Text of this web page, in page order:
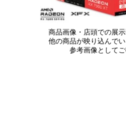
商品画像・店頭での展
他の商品が映り込んで
参考画像としてご